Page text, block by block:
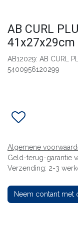
AB CURL
41x27x29cm
AB12029: AB CURL
5400956120299
Algemene
Geld-terug-garantie
Verzending: 2-3
Neem contant met